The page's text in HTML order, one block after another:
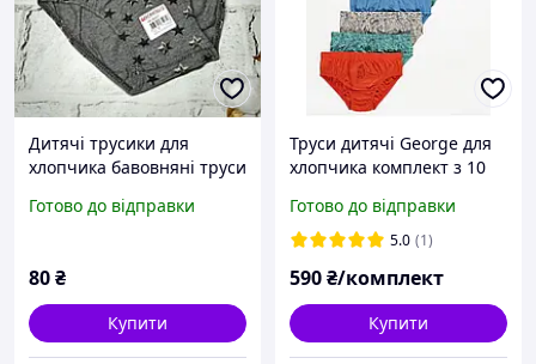
Дитячі трусики для
хлопчика бавовняні труси
см 4-5 років Зірки Графіт
Готово до відправки
80₴
Купити
Труси дитячі George для
хлопчика комплект з 10
86-92
Готово до відправки
5.0 (1)
590₴/комплект
Купити